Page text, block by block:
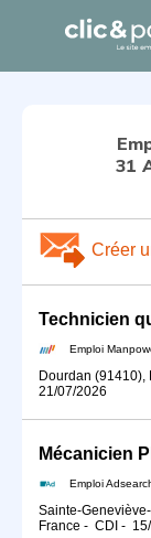
31
Créer
Technicien
Emploi
Dourdan (91410),
21/07/2026
Mécanicien
Emploi
Sainte-
France - CDI -